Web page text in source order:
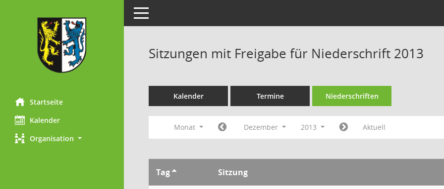
Startseite
Kalender
Organisation
Toggle navigation
Sitzungen mit Freigabe für Niederschrift 2013
Kalender Termine Niederschriften
Monat Dezember 2013 Aktuell
Tag Sitzung